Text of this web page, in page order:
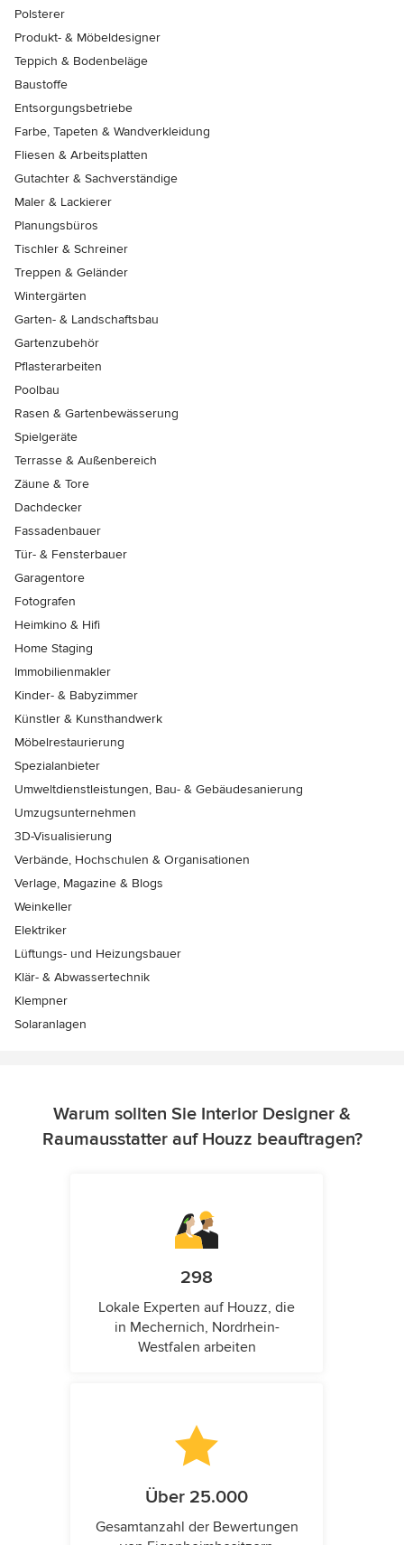
Polsterer
Produkt- & Möbeldesigner
Teppich & Bodenbeläge
Baustoffe
Entsorgungsbetriebe
Farbe, Tapeten & Wandverkleidung
Fliesen & Arbeitsplatten
Gutachter & Sachverständige
Maler & Lackierer
Planungsbüros
Tischler & Schreiner
Treppen & Geländer
Wintergärten
Garten- & Landschaftsbau
Gartenzubehör
Pflasterarbeiten
Poolbau
Rasen & Gartenbewässerung
Spielgeräte
Terrasse & Außenbereich
Zäune & Tore
Dachdecker
Fassadenbauer
Tür- & Fensterbauer
Garagentore
Fotografen
Heimkino & Hifi
Home Staging
Immobilienmakler
Kinder- & Babyzimmer
Künstler & Kunsthandwerk
Möbelrestaurierung
Spezialanbieter
Umweltdienstleistungen, Bau- & Gebäudesanierung
Umzugsunternehmen
3D-Visualisierung
Verbände, Hochschulen & Organisationen
Verlage, Magazine & Blogs
Weinkeller
Elektriker
Lüftungs- und Heizungsbauer
Klär- & Abwassertechnik
Klempner
Solaranlagen
Warum sollten Sie Interior Designer &
Raumausstatter auf Houzz beauftragen?
298
Lokale Experten auf Houzz, die
in Mechernich, Nordrhein-
Westfalen arbeiten
Über 25.000
Gesamtanzahl der Bewertungen